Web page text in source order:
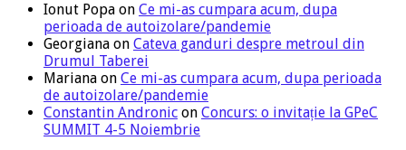
Ionut Popa on Ce mi-as cumpara acum, dupa
perioada de autoizolare/pandemie
Georgiana on Cateva ganduri despre metroul din
Drumul Taberei
Mariana on Ce mi-as cumpara acum, dupa perioada
de autoizolare/pandemie
Constantin Andronic on Concurs: o invitație la GPeC
SUMMIT 4-5 Noiembrie